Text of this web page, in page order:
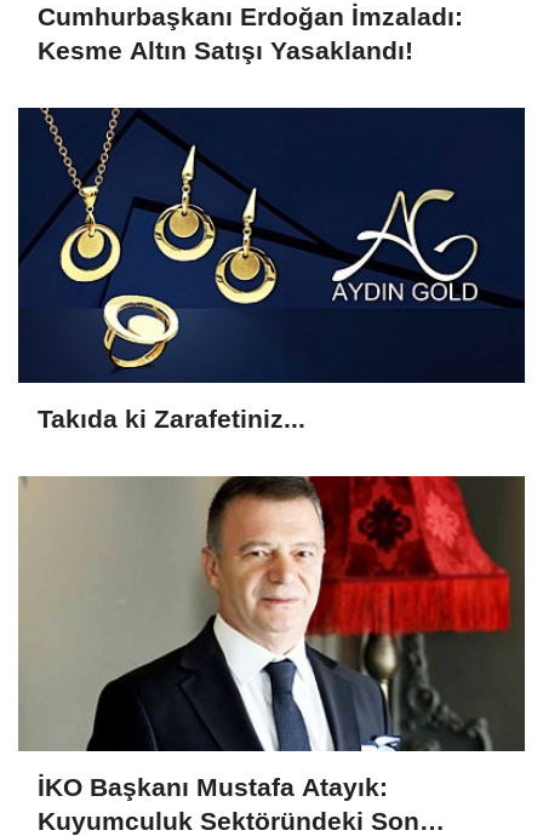
Cumhurbaşkanı Erdoğan İmzaladı:
Kesme Altın Satışı Yasaklandı!
Takıda ki Zarafetiniz...
İKO Başkanı Mustafa Atayık:
Kuyumculuk Sektöründeki Son